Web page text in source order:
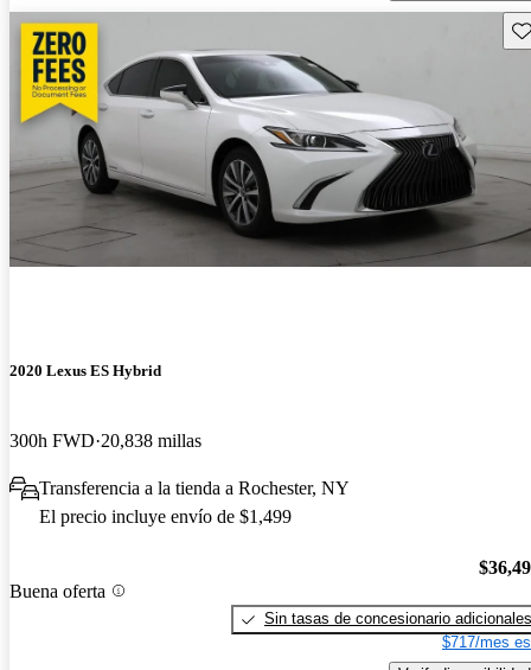
2020 Lexus ES Hybrid
300h FWD 20,838 millas
Transferencia a la tienda a Rochester, NY
El precio incluye envío de $1,499
Buena oferta
Sin tasas de concesionario adicionales
$717/mes